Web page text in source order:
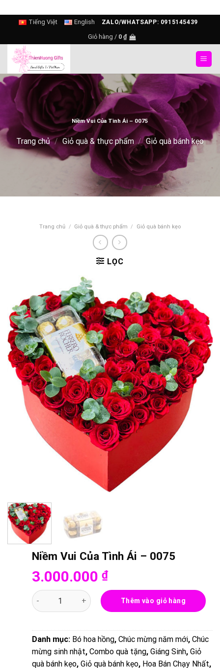
content
Tiếng Việt English ZALO/WHATSAPP: 0915145439
Giỏ hàng / 0 ₫
Niềm Vui Của Tình Ái – 0075
Trang chủ / Giỏ quà & thực phẩm / Giỏ quà bánh kẹo
Trang chủ / Giỏ quà & thực phẩm / Giỏ quà bánh kẹo
LỌC
Niềm Vui Của Tình Ái – 0075
3.000.000 ₫
Niềm Vui Của Tình Ái - 0075 số lượng
Thêm vào giỏ hàng
Danh mục: Bó hoa hồng, Chúc mừng năm mới, Chúc
mừng sinh nhật, Combo quà tặng, Giáng Sinh, Giỏ
quà bánh kẹo, Giỏ quà bánh kẹo, Hoa Bán Chạy Nhất,